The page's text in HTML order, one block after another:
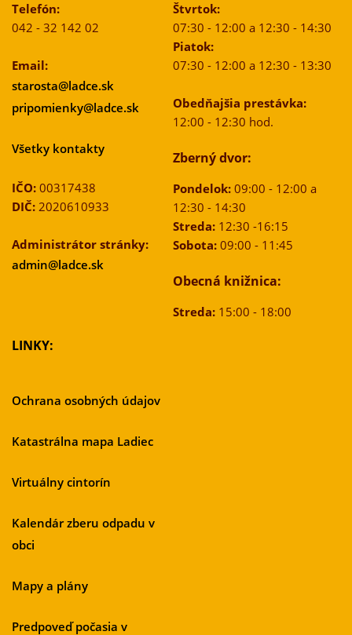
Telefón:
042 - 32 142 02
Email:
starosta@ladce.sk
pripomienky@ladce.sk
Všetky kontakty
IČO: 00317438
DIČ: 2020610933
Administrátor stránky:
admin@ladce.sk
Štvrtok:
07:30 - 12:00 a 12:30 - 14:30
Piatok:
07:30 - 12:00 a 12:30 - 13:30
Obedňajšia prestávka:
12:00 - 12:30 hod.
Zberný dvor:
Pondelok:09:00 - 12:00 a
12:30 - 14:30
Streda:12:30 -16:15
Sobota:09:00 - 11:45
Obecná knižnica:
Streda:15:00 - 18:00
LINKY:
Ochrana osobných údajov
Katastrálna mapa Ladiec
Virtuálny cintorín
Kalendár zberu odpadu v
obci
Mapy a plány
Predpoveď počasia v